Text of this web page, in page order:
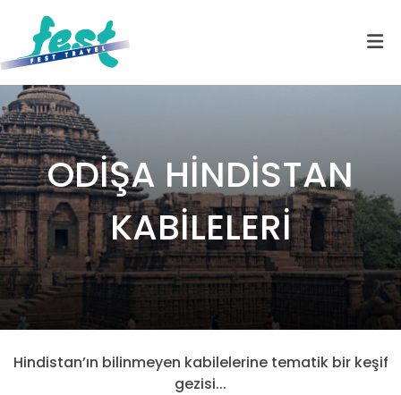
ODİŞA HİNDİSTAN
KABİLELERİ
Hindistan’ın bilinmeyen kabilelerine tematik bir keşif
gezisi...